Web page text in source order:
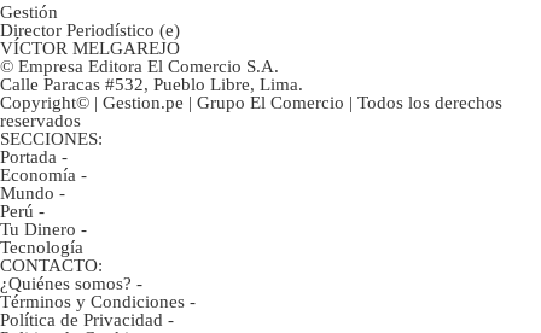
Gestión
Director Periodístico (e)
VÍCTOR MELGAREJO
© Empresa Editora El Comercio S.A.
Calle Paracas #532, Pueblo Libre, Lima.
Copyright© | Gestion.pe | Grupo El Comercio | Todos los derechos
reservados
SECCIONES:
Portada -
Economía -
Mundo -
Perú -
Tu Dinero -
Tecnología
CONTACTO:
¿Quiénes somos? -
Términos y Condiciones -
Política de Privacidad -